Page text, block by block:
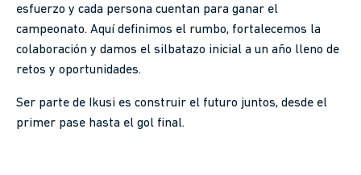
esfuerzo y cada persona cuentan para ganar el
campeonato. Aquí definimos el rumbo, fortalecemos la
colaboración y damos el silbatazo inicial a un año lleno de
retos y oportunidades.
Ser parte de Ikusi es construir el futuro juntos, desde el
primer pase hasta el gol final.